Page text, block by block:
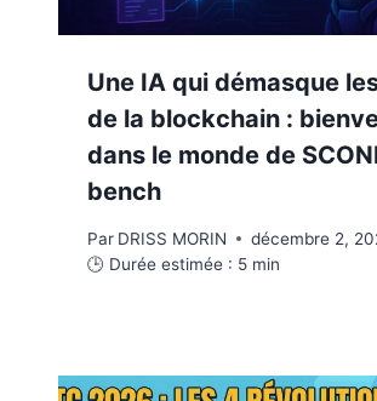
Une IA qui démasque
de la blockchain :
dans le monde de
bench
Par DRISS MORIN
décembre 2,
🕒 Durée estimée : 5 min